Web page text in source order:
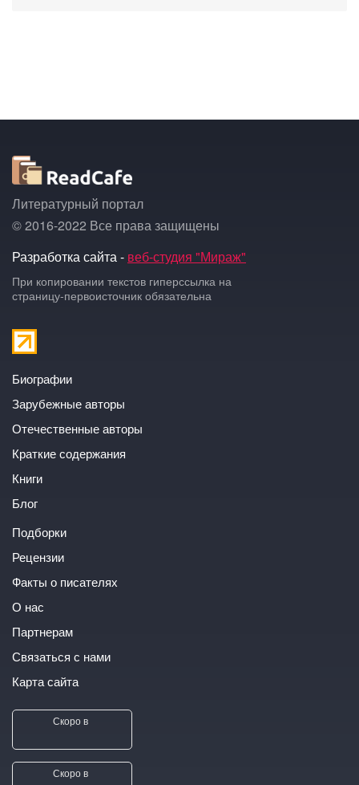
Литературный портал
© 2016-2022 Все права защищены
Разработка сайта - веб-студия "Мираж"
При копировании текстов гиперссылка на
страницу-первоисточник обязательна
Биографии
Зарубежные авторы
Отечественные авторы
Краткие содержания
Книги
Блог
Подборки
Рецензии
Факты о писателях
О нас
Партнерам
Связаться с нами
Карта сайта
Скоро в
Скоро в